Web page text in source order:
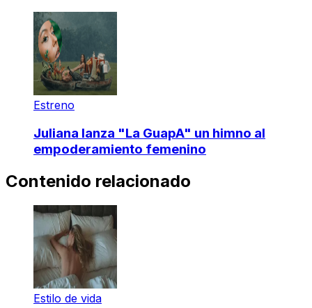
Estreno
Juliana lanza "La GuapA" un himno al
empoderamiento femenino
Contenido relacionado
Estilo de vida